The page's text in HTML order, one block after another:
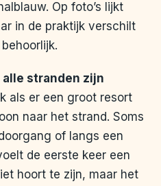
Op foto’s lijkt
in de praktijk verschilt
alle stranden zijn
als er een groot resort
naar het strand. Soms
of langs een
de eerste keer een
hoort te zijn, maar het